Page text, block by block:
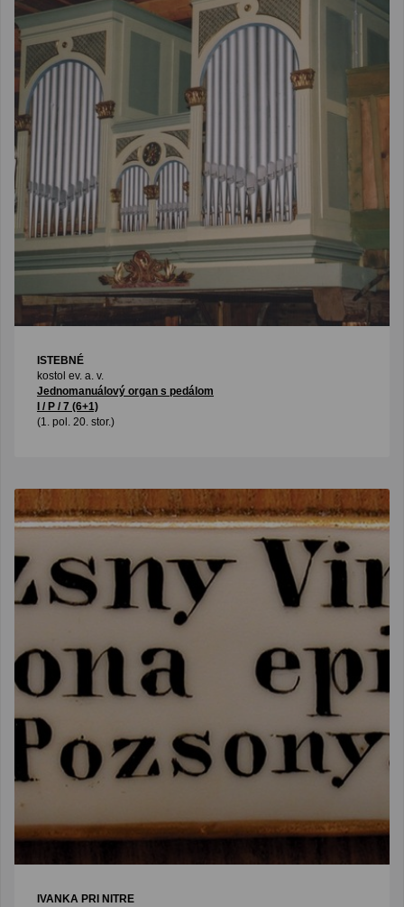
ISTEBNÉ
kostol ev. a. v.
Jednomanuálový organ s pedálom
I / P / 7 (6+1)
(1. pol. 20. stor.)
IVANKA PRI NITRE